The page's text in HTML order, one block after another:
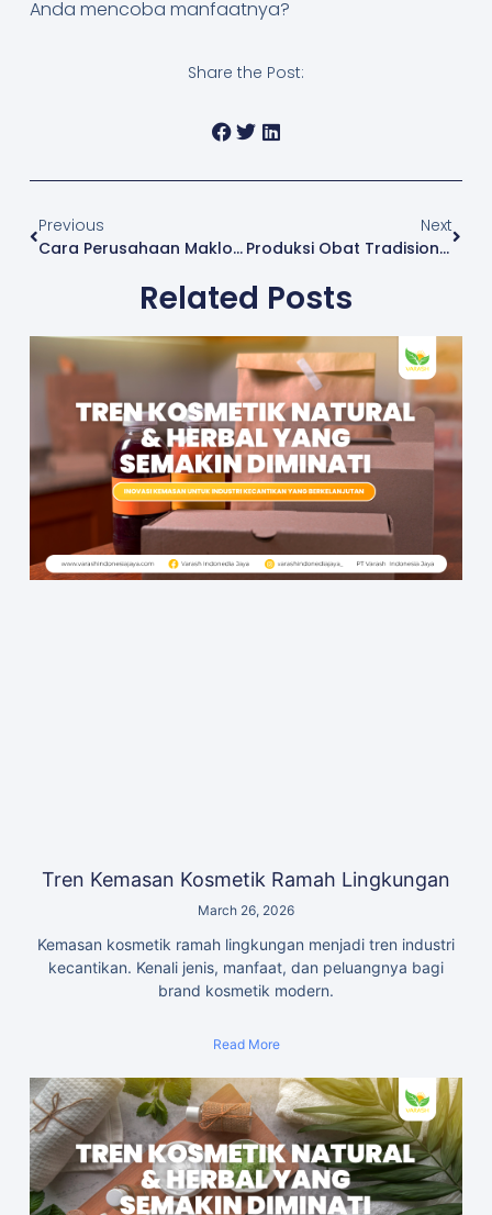
Anda mencoba manfaatnya?
Share the Post:
Previous
Cara Perusahaan Maklon Obat Tradisional Menjaga Kualitas Produk
Next
Produksi Obat Tradisional: Proses Dan Standar Keamanan
Related Posts
Tren Kemasan Kosmetik Ramah Lingkungan
March 26, 2026
Kemasan kosmetik ramah lingkungan menjadi tren industri
kecantikan. Kenali jenis, manfaat, dan peluangnya bagi
brand kosmetik modern.
Read More